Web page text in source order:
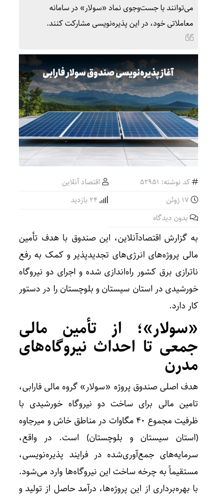
می‌توانند با جست‌وجوی نماد «سولار» در سامانه
معاملاتی خود، در این پذیره‌نویسی مشارکت کنند.
کد نوشته: 52951
اقتصاد آنلاین
بدون دیدگاه
به گزارش اقتصادآنلاین، این صندوق با هدف تأمین
مالی پروژه‌های انرژی‌های تجدیدپذیر و کمک به رفع
ناترازی برق کشور راه‌اندازی شده و اجرای دو نیروگاه
خورشیدی در استان سیستان و بلوچستان را در دستور
کار دارد.
«سولار»؛ از تأمین مالی
جمعی تا احداث نیروگاه‌های
مدرن
هدف اصلی صندوق پروژه «سولار» گروه مالی فارابی،
تامین مالی برای ساخت دو نیروگاه خورشیدی با
ظرفیت مجموع ۴۰ مگاوات در مناطق خاش و میرجاوه
(استان سیستان و بلوچستان) است. در واقع،
سرمایه‌های جمع‌آوری‌شده در فرایند پذیره‌نویسی،
مستقیماً به چرخه ساخت این نیروگاه‌ها وارد می‌شود.
با بهره‌برداری از این پروژه‌ها، درآمد حاصل از تولید و